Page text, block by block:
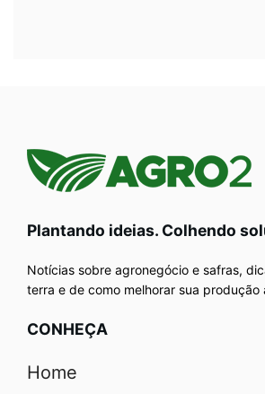
Plantando ideias. Colhendo
Notícias sobre agronegócio e safras,
terra e de como melhorar sua produção
CONHEÇA
Home